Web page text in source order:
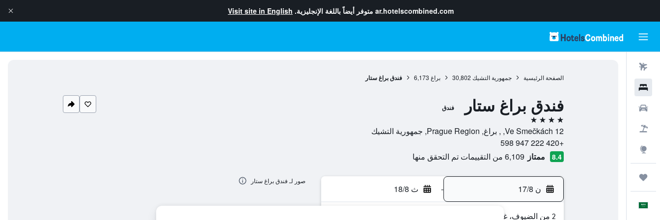
ar.hotelscombined.com متوفر أيضاً باللغة الإنجليزية. Visit site in English
الصفحة الرئيسية جمهورية التشيك 30,802 براغ 6,173 فندق براغ ستار
فندق براغ ستار فندق
4 نجوم
Ve Smečkách 12, , براغ, Prague Region, جمهورية التشيك
+420 222 947 598
8.4 ممتاز 6,109 من التقييمات تم التحقق منها
ن 17/8 - ث 18/8
2 من الضيوف، غرفة واحدة
صور لـ فندق براغ ستار